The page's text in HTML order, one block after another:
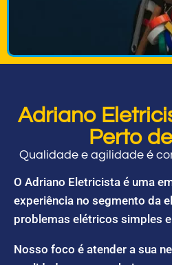
Adriano
Perto
Qualidade e agilidade é
O Adriano Eletricista é uma
experiência no segmento da
problemas elétricos simples
Nosso foco é atender a sua